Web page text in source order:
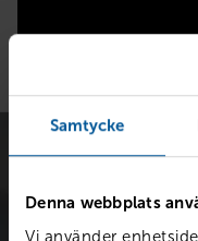
Samtycke
Denna webbplats
Vi använder